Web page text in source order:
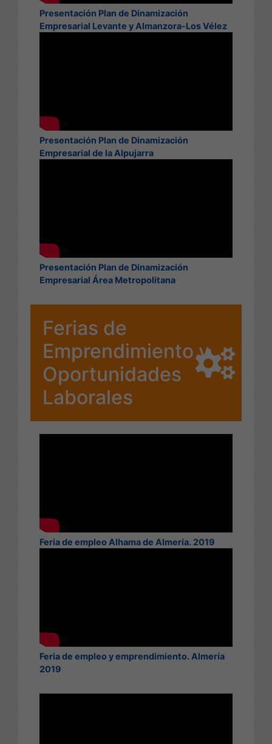
Presentación Plan de Dinamización
Empresarial Levante y Almanzora-Los Vélez
Presentación Plan de Dinamización
Empresarial de la Alpujarra
Presentación Plan de Dinamización
Empresarial Área Metropolitana
Ferias de
Emprendimiento y
Oportunidades
Laborales
Feria de empleo Alhama de Almería. 2019
Feria de empleo y emprendimiento. Almería
2019